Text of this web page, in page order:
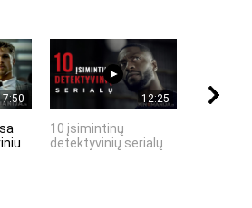
12:25
10 įsimintinų
detektyvinių serialų